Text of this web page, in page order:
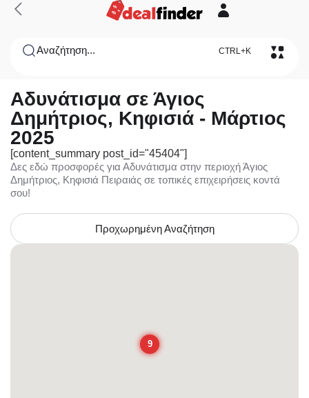
Αναζήτηση... CTRL+K
Αδυνάτισμα σε Άγιος
Δημήτριος, Κηφισιά - Μάρτιος
2025
[content_summary post_id="45404"]
Δες εδώ προσφορές για Αδυνάτισμα στην περιοχή Άγιος
Δημήτριος, Κηφισιά Πειραιάς σε τοπικές επιχειρήσεις κοντά
σου!
Προχωρημένη Αναζήτηση
9